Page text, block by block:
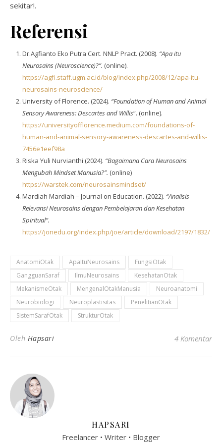
sekitar!.
Referensi
Dr.Agfianto Eko Putra Cert. NNLP Pract. (2008). “Apa itu
Neurosains (Neuroscience)?”. (online).
https://agfi.staff.ugm.ac.id/blog/index.php/2008/12/apa-itu-
neurosains-neuroscience/
University of Florence. (2024). “Foundation of Human and Animal
Sensory Awareness: Descartes and Willis“. (online).
https://universityofflorence.medium.com/foundations-of-
human-and-animal-sensory-awareness-descartes-and-willis-
7456e1eef98a
Riska Yuli Nurvianthi (2024). “Bagaimana Cara Neurosains
Mengubah Mindset Manusia?”. (online)
https://warstek.com/neurosainsmindset/
Mardiah Mardiah – Journal on Education. (2022). “Analisis
Relevansi Neurosains dengan Pembelajaran dan Kesehatan
Spiritual”.
https://jonedu.org/index.php/joe/article/download/2197/1832/
AnatomiOtak ApaItuNeurosains
FungsiOtak
GangguanSaraf
IlmuNeurosains
KesehatanOtak
MekanismeOtak
MengenalOtakManusia
Neuroanatomi
Neurobiologi
Neuroplastisitas
PenelitianOtak
SistemSarafOtak
StrukturOtak
Oleh Hapsari 4 Komentar
HAPSARI
Freelancer • Writer • Blogger